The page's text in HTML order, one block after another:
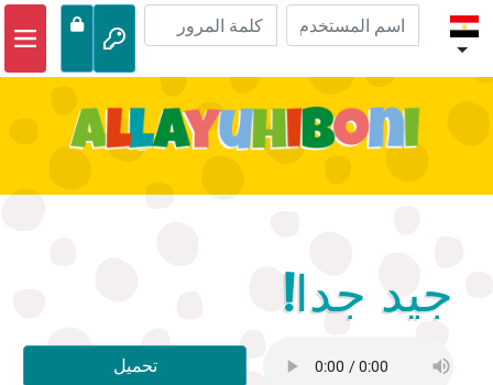
مغامرات الكتاب المقدس
جيد جدا!
تحميل